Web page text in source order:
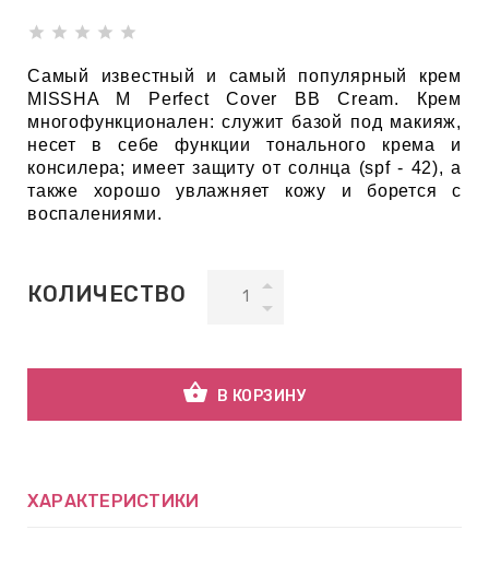
keyboard_arrow_right
Самый известный и самый популярный крем
MISSHA M Perfect Cover BB Cream. Крем
многофункционален: служит базой под макияж,
несет в себе функции тонального крема и
консилера; имеет защиту от солнца (spf - 42), а
также хорошо увлажняет кожу и борется с
воспалениями.
КОЛИЧЕСТВО
shopping_basket В КОРЗИНУ
ХАРАКТЕРИСТИКИ